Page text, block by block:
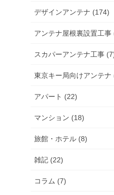
デザインアンテナ (174)
アンテナ屋根裏設置工事
スカパーアンテナ工事
東京キー局向けアンテナ
アパート (22)
マンション (18)
旅館・ホテル (8)
雑記 (22)
コラム (7)